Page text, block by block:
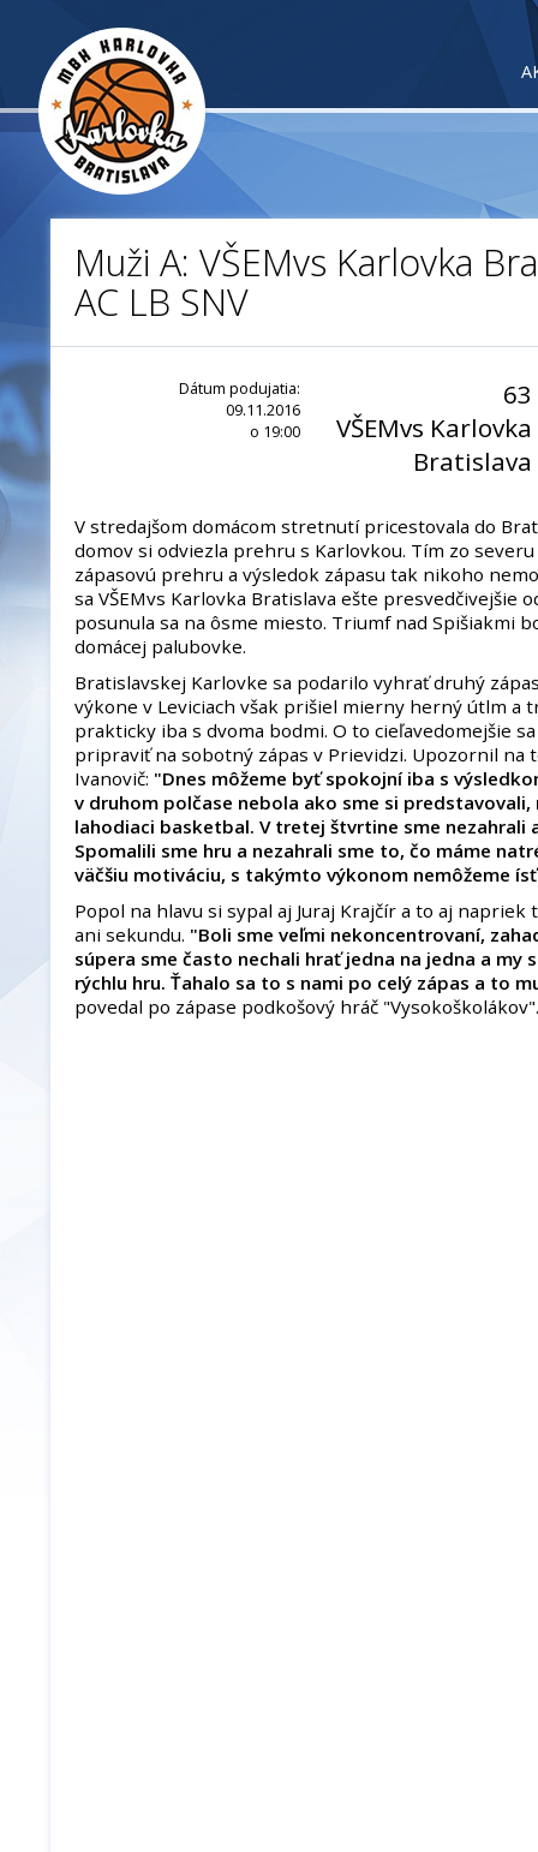
Muži A: VŠEMvs Karlovka
AC LB SNV
Dátum podujatia:
09.11.2016
o 19:00
63
VŠEMvs Karlovka
Bratislava
V stredajšom domácom stretnutí pricestovala do
domov si odviezla prehru s Karlovkou. Tím zo
zápasovú prehru a výsledok zápasu tak nikoho
sa VŠEMvs Karlovka Bratislava ešte presvedčivejšie
posunula sa na ôsme miesto. Triumf nad Spišiakmi
domácej palubovke.
Bratislavskej Karlovke sa podarilo vyhrať druhý
výkone v Leviciach však prišiel mierny herný útlm a
prakticky iba s dvoma bodmi. O to cieľavedomejšie
pripraviť na sobotný zápas v Prievidzi. Upozornil na
Ivanovič: "Dnes môžeme byť spokojní iba s
v druhom polčase nebola ako sme si
lahodiaci basketbal. V tretej štvrtine sme nezahrali
Spomalili sme hru a nezahrali sme to, čo máme
väčšiu motiváciu, s takýmto výkonom nemôžeme
Popol na hlavu si sypal aj Juraj Krajčír a to aj
ani sekundu. "Boli sme veľmi nekoncentrovaní,
súpera sme často nechali hrať jedna na jedna a my
rýchlu hru. Ťahalo sa to s nami po celý zápas a to
povedal po zápase podkošový hráč "Vysokoškolákov".